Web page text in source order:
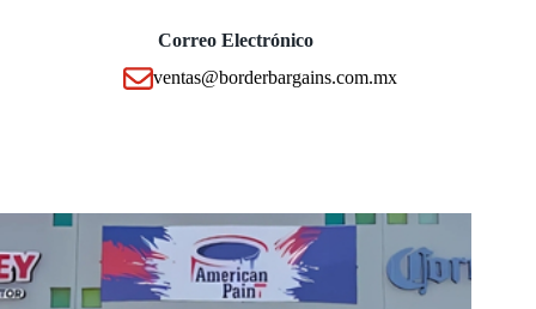
Correo Electrónico
ventas@borderbargains.com.mx